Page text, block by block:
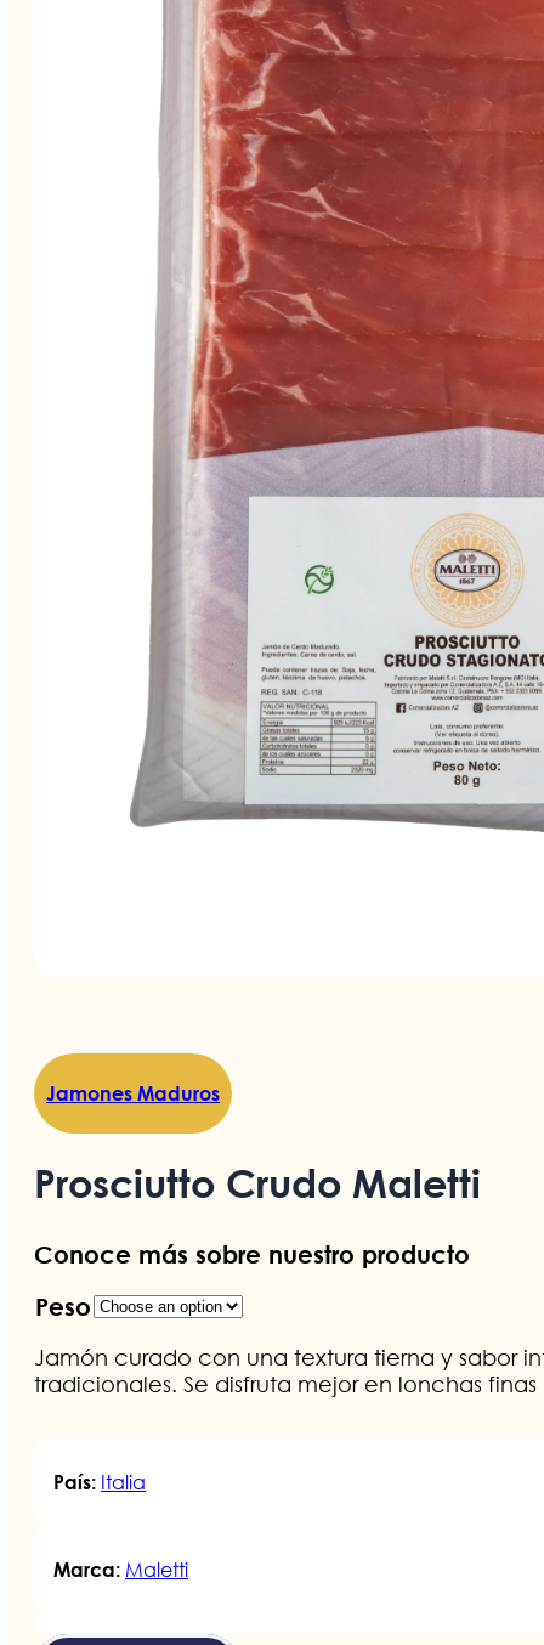
Jamones Maduros
Prosciutto Crudo Maletti
Conoce más sobre nuestro producto
Peso
Jamón curado con una textura tierna y sabor
tradicionales. Se disfruta mejor en lonchas
País: Italia
Marca: Maletti